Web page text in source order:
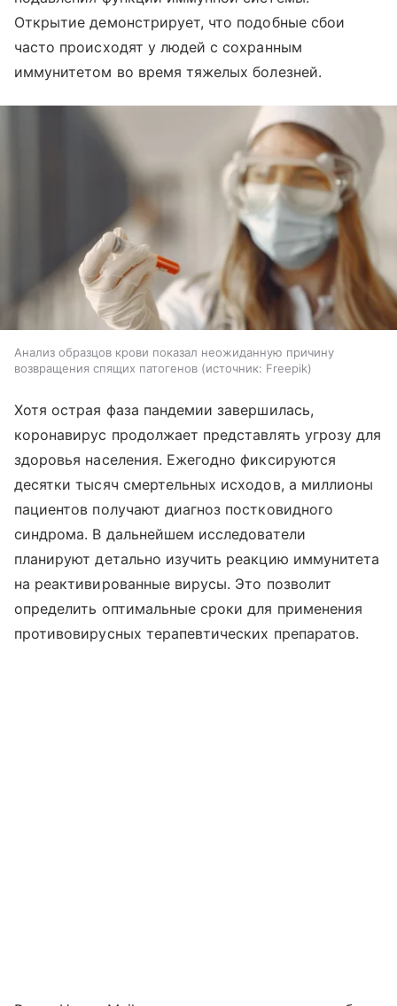
Открытие демонстрирует, что подобные сбои
часто происходят у людей с сохранным
иммунитетом во время тяжелых болезней.
Анализ образцов крови показал неожиданную причину
возвращения спящих патогенов
источник: Freepik
Хотя острая фаза пандемии завершилась,
коронавирус продолжает представлять угрозу для
здоровья населения. Ежегодно фиксируются
десятки тысяч смертельных исходов, а миллионы
пациентов получают диагноз постковидного
синдрома. В дальнейшем исследователи
планируют детально изучить реакцию иммунитета
на реактивированные вирусы. Это позволит
определить оптимальные сроки для применения
противовирусных терапевтических препаратов.